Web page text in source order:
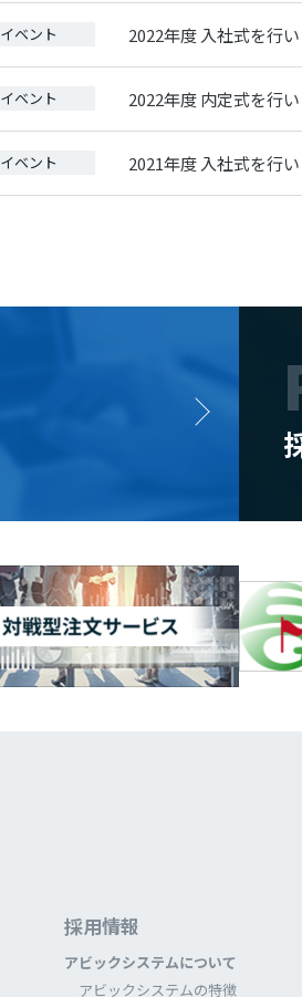
イベント 2022年度 入社式を行い
イベント 2022年度 内定式を行い
イベント 2021年度 入社式を行い
採⽤情報
アビックシステムについて
アビックシステムの特徴